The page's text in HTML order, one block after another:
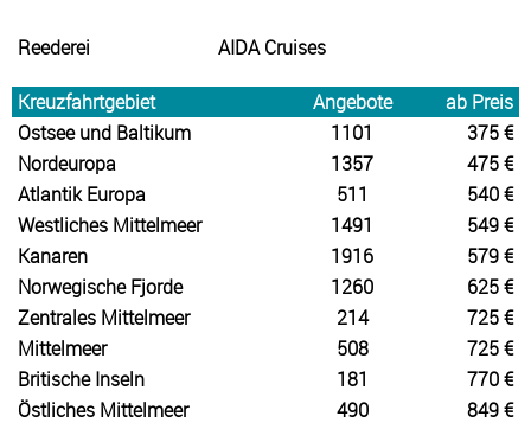
Reederei AIDA Cruises
Kreuzfahrtgebiet Angebote
ab Preis
Ostsee und Baltikum
1101
375 €
Nordeuropa
1357
475 €
Atlantik Europa
511
540 €
Westliches Mittelmeer
1491
549 €
Kanaren
1916
579 €
Norwegische Fjorde
1260
625 €
Zentrales Mittelmeer
214
725 €
Mittelmeer
508
725 €
Britische Inseln
181
770 €
Östliches Mittelmeer
490
849 €